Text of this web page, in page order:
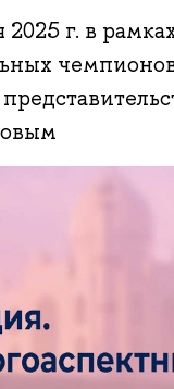
2025 г. в